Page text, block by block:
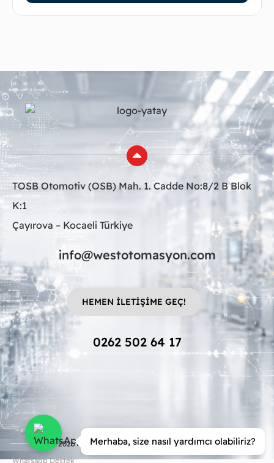
Whatsapp Destek
Merhaba, size nasıl yardımcı olabiliriz?
TOSB Otomotiv (OSB) Mah. 1. Cadde No:8/2 B Blok
K:1
Çayırova – Kocaeli Türkiye
info@westotomasyon.com
HEMEN İLETİŞİME GEÇ!
0262 502 64 17
© 2026 | West Otomasyon – Tüm Hakları Saklıdır.